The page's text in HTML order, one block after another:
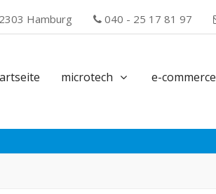
Hamburg 040 - 25 17 81 97
microtech e-commerce